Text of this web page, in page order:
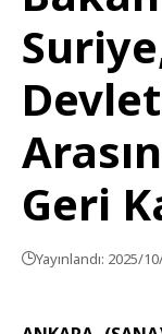
Geri
Yayınlandı: 2025/